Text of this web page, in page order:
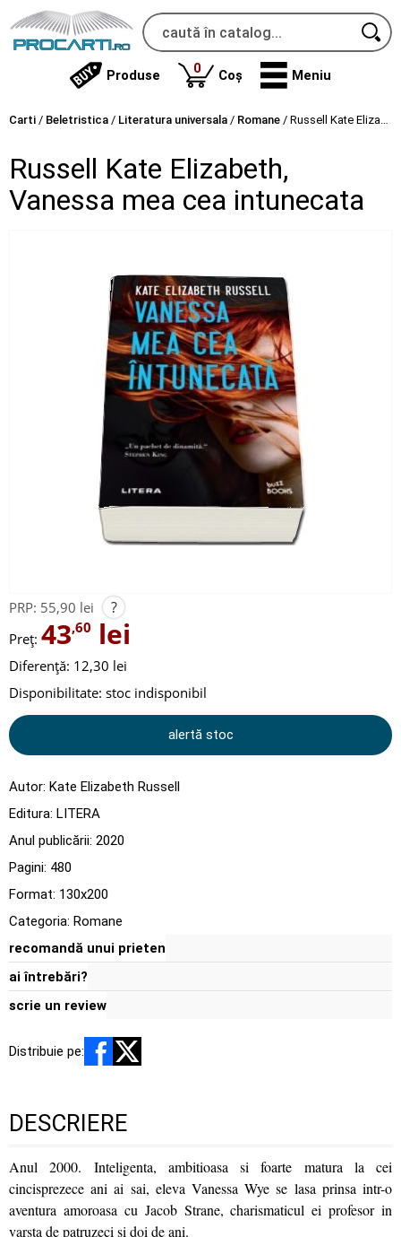
Produse 0produse
Coș Meniu
Carti / Beletristica / Literatura universala / Romane / Russell Kate Elizabeth, Vanessa mea cea intunecata
Russell Kate Elizabeth,
Vanessa mea cea intunecata
PRP: 55,90 lei ?
Preț: 43,60 lei
Diferență: 12,30 lei
Disponibilitate: stoc indisponibil
alertă stoc
Autor: Kate Elizabeth Russell
Editura: LITERA
Anul publicării: 2020
Pagini: 480
Format: 130x200
Categoria: Romane
recomandă unui prieten
ai întrebări?
scrie un review
Distribuie pe:
DESCRIERE
Anul 2000. Inteligenta, ambitioasa si foarte matura la cei
cincisprezece ani ai sai, eleva Vanessa Wye se lasa prinsa intr-o
aventura amoroasa cu Jacob Strane, charismaticul ei profesor in
varsta de patruzeci si doi de ani.